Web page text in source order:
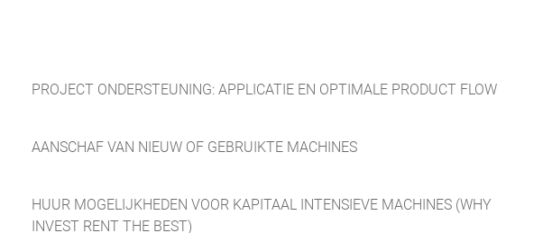
PROJECT ONDERSTEUNING: APPLICATIE EN OPTIMALE PRODUCT FLOW
AANSCHAF VAN NIEUW OF GEBRUIKTE MACHINES
HUUR MOGELIJKHEDEN VOOR KAPITAAL INTENSIEVE MACHINES (WHY
INVEST RENT THE BEST)